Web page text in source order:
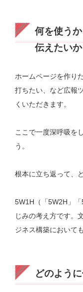
何を使う
伝えたいか
ホームページを作り
打ちたい、など広報
くいただきます。
ここで一度深呼吸を
う。
根本に立ち返って、
5W1H（「5W2H」
じみの考え方です。
ジネス構築において
どのよう